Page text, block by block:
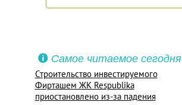
Самое читаемое сегодня
Строительство инвестируемого
Фирташем ЖК Respublika
приостановлено из-за падения